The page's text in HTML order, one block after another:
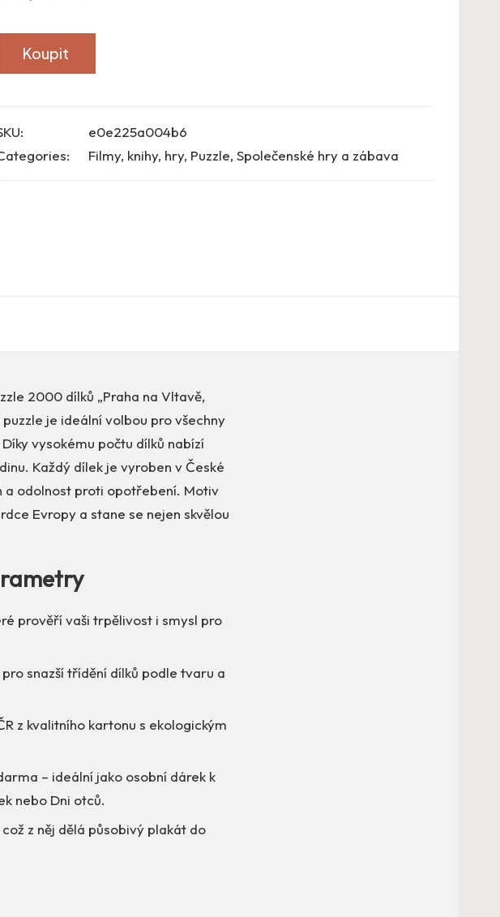
Koupit
e0e225a004b6
Filmy, knihy, hry, Puzzle, Společenské hry a zábava
2000 dílků „Praha na Vltavě,
je ideální volbou pro všechny
vysokému počtu dílků nabízí
Každý dílek je vyroben v České
a odolnost proti opotřebení. Motiv
Evropy a stane se nejen skvělou
prověří vaši trpělivost i smysl pro
snazší třídění dílků podle tvaru a
z kvalitního kartonu s ekologickým
– ideální jako osobní dárek k
nebo Dni otců.
z něj dělá působivý plakát do